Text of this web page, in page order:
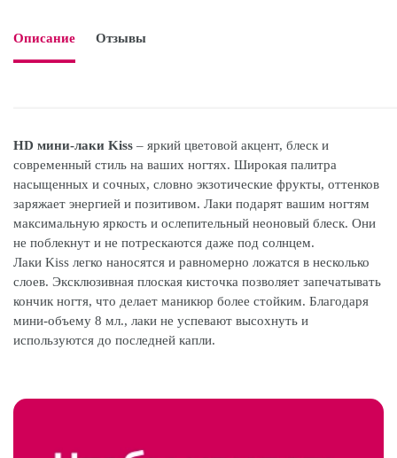
Описание Отзывы
HD мини-лаки Kiss – яркий цветовой акцент, блеск и
современный стиль на ваших ногтях. Широкая палитра
насыщенных и сочных, словно экзотические фрукты, оттенков
заряжает энергией и позитивом. Лаки подарят вашим ногтям
максимальную яркость и ослепительный неоновый блеск. Они
не поблекнут и не потрескаются даже под солнцем.
Лаки Kiss легко наносятся и равномерно ложатся в несколько
слоев. Эксклюзивная плоская кисточка позволяет запечатывать
кончик ногтя, что делает маникюр более стойким. Благодаря
мини-объему 8 мл., лаки не успевают высохнуть и
используются до последней капли.